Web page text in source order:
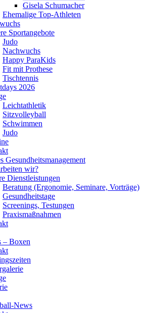
Gisela Schumacher
Ehemalige Top-Athleten
Sportangebote
Judo
Nachwuchs
Happy ParaKids
Fit mit Prothese
Tischtennis
2026
Leichtathletik
Sitzvolleyball
Schwimmen
Judo
Gesundheits­management
wir?
Dienstleistungen
Beratung (Ergonomie, Seminare, Vorträge)
Gesundheitstage
Screenings, Testungen
Praxismaßnahmen
– Boxen
News